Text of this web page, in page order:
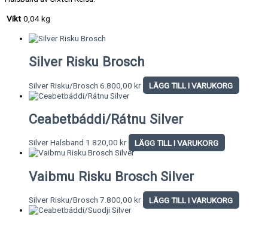
Vikt 0,04 kg
Silver Risku Brosch
Silver Risku/Brosch 6.800,00 kr LÄGG TILL I VARUKORG
Ceabetbáddi/Rátnu Silver
Silver Halsband 1.820,00 kr LÄGG TILL I VARUKORG
Vaibmu Risku Brosch Silver
Silver Risku/Brosch 7.800,00 kr LÄGG TILL I VARUKORG